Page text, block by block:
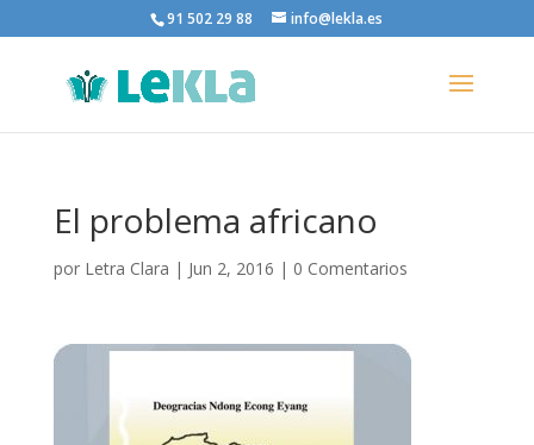
91 502 29 88 info@lekla.es
El problema africano
por Letra Clara | Jun 2, 2016 | 0 Comentarios